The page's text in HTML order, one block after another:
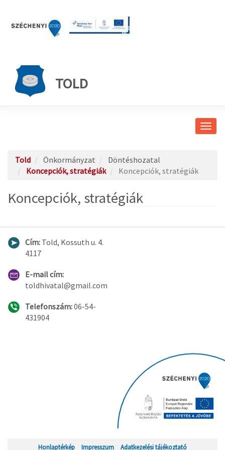
TOLD
Told Önkormányzat
Döntéshozatal
Koncepciók, stratégiák
Koncepciók, stratégiák
Koncepciók, stratégiák
Cím: Told, Kossuth u. 4.
4117
E-mail cím:
toldhivatal@gmail.com
Telefonszám:06-54-
431904
Honlaptérkép Impresszum Adatkezelési tájékoztató